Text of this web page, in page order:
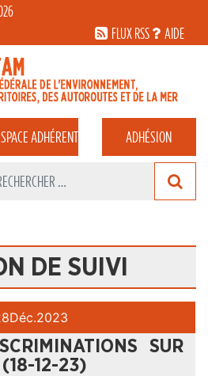
FLUX RSS
AIDE
ADHÉRENT ADHÉSION
DE SUIVI
Déc.2023
SUR
(18-12-23)